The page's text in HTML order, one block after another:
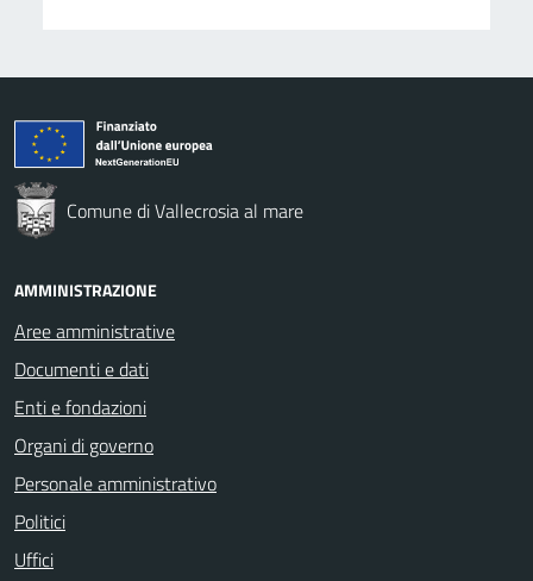
Comune di Vallecrosia al mare
AMMINISTRAZIONE
Aree amministrative
Documenti e dati
Enti e fondazioni
Organi di governo
Personale amministrativo
Politici
Uffici